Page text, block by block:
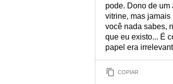
pode. Dono de um
vitrine, mas
você nada sabes,
que eu existo... É
papel era
COPIAR